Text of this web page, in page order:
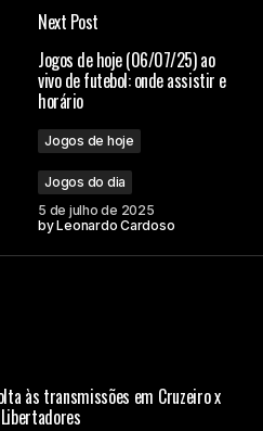
Next Post
Jogos de hoje (06/07/25) ao
vivo de futebol: onde assistir e
horário
Jogos de hoje
Jogos do dia
5 de julho de 2025
byLeonardo Cardoso
às transmissões em Cruzeiro x